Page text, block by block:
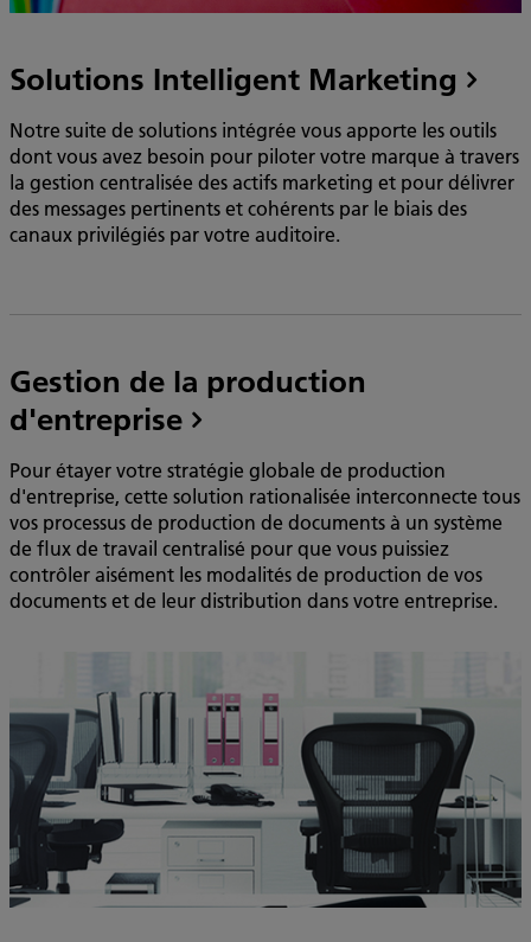
Solutions Intelligent Marketing
Notre suite de solutions intégrée vous apporte les outils
dont vous avez besoin pour piloter votre marque à travers
la gestion centralisée des actifs marketing et pour délivrer
des messages pertinents et cohérents par le biais des
canaux privilégiés par votre auditoire.
Gestion de la production
d'entreprise
Pour étayer votre stratégie globale de production
d'entreprise, cette solution rationalisée interconnecte tous
vos processus de production de documents à un système
de flux de travail centralisé pour que vous puissiez
contrôler aisément les modalités de production de vos
documents et de leur distribution dans votre entreprise.